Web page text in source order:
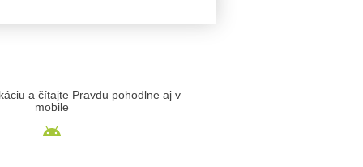
a čítajte Pravdu pohodlne aj v
mobile